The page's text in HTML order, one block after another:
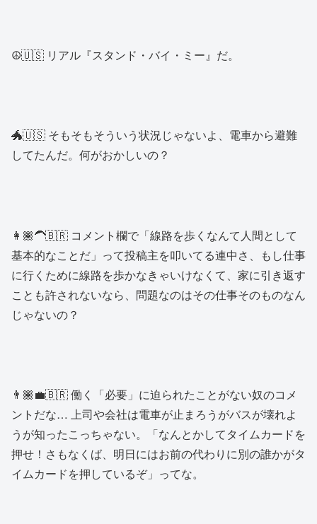
☮️🇺🇸 リアル『スタンド・バイ・ミー』だ。
🐲🇺🇸 そもそもそういう状況じゃないよ、電車から避難
してたんだ。何がおかしいの？
👩🏾‍🦱🇧🇷 コメント欄で「線路を歩くなんて人間として
基本的なことだ」って投稿主を叩いてる連中さ、もし仕事
に行くために線路を歩かなきゃいけなくて、家に引き返す
ことも許されないなら、問題なのはその仕事そのものなん
じゃないの？
👨🏾‍💼🇧🇷 働く「必要」に迫られたことがない奴のコメ
ントだな… 上司や会社は電車が止まろうがバスが壊れよ
うが知ったこっちゃない。「なんとかしてタイムカードを
押せ！さもなくば、明日にはお前の代わりに別の誰かがタ
イムカードを押しているぞ」ってな。